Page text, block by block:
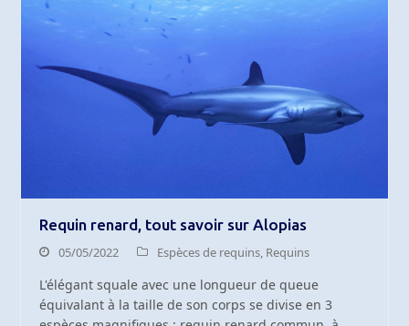
Requin renard, tout savoir sur Alopias
05/05/2022 Espèces de requins, Requins
L'élégant squale avec une longueur de queue
équivalant à la taille de son corps se divise en 3